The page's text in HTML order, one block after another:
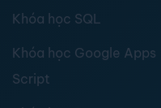
Khóa học SQL
Khóa học Google Apps
Script